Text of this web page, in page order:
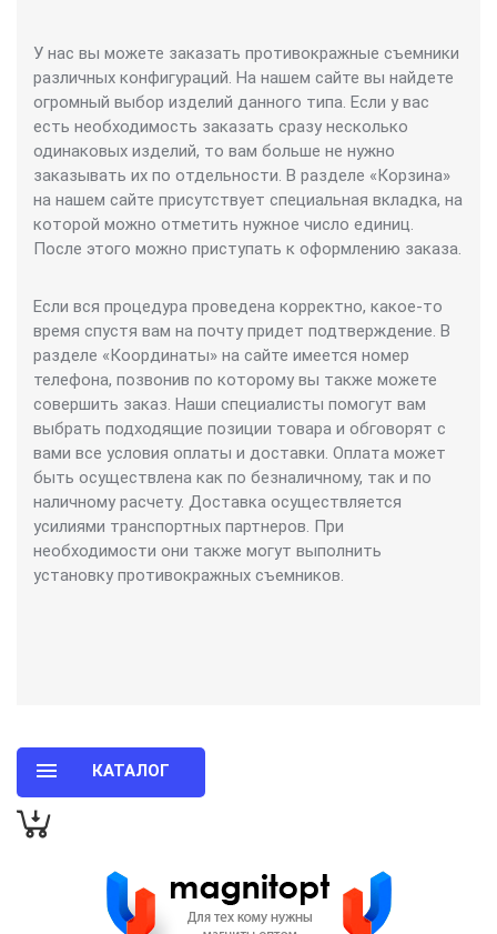
У нас вы можете заказать противокражные съемники
различных конфигураций. На нашем сайте вы найдете
огромный выбор изделий данного типа. Если у вас
есть необходимость заказать сразу несколько
одинаковых изделий, то вам больше не нужно
заказывать их по отдельности. В разделе «Корзина»
на нашем сайте присутствует специальная вкладка, на
которой можно отметить нужное число единиц.
После этого можно приступать к оформлению заказа.
Если вся процедура проведена корректно, какое-то
время спустя вам на почту придет подтверждение. В
разделе «Координаты» на сайте имеется номер
телефона, позвонив по которому вы также можете
совершить заказ. Наши специалисты помогут вам
выбрать подходящие позиции товара и обговорят с
вами все условия оплаты и доставки. Оплата может
быть осуществлена как по безналичному, так и по
наличному расчету. Доставка осуществляется
усилиями транспортных партнеров. При
необходимости они также могут выполнить
установку противокражных съемников.
КАТАЛОГ